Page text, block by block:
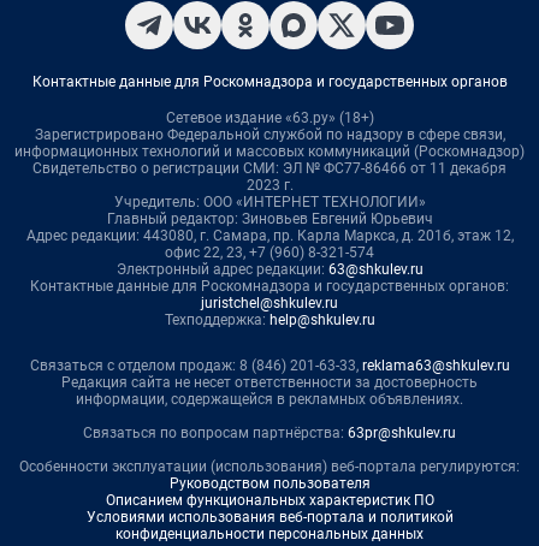
Контактные данные для Роскомнадзора и государственных органов
Сетевое издание «63.ру» (18+)
Зарегистрировано Федеральной службой по надзору в сфере связи,
информационных технологий и массовых коммуникаций (Роскомнадзор)
Свидетельство о регистрации СМИ: ЭЛ № ФС77-86466 от 11 декабря
2023 г.
Учредитель: ООО «ИНТЕРНЕТ ТЕХНОЛОГИИ»
Главный редактор: Зиновьев Евгений Юрьевич
Адрес редакции: 443080, г. Самара, пр. Карла Маркса, д. 201б, этаж 12,
офис 22, 23, +7 (960) 8-321-574
Электронный адрес редакции: 63@shkulev.ru
Контактные данные для Роскомнадзора и государственных органов:
juristchel@shkulev.ru
Техподдержка: help@shkulev.ru
Связаться с отделом продаж: 8 (846) 201-63-33, reklama63@shkulev.ru
Редакция сайта не несет ответственности за достоверность
информации, содержащейся в рекламных объявлениях.
Связаться по вопросам партнёрства: 63pr@shkulev.ru
Особенности эксплуатации (использования) веб-портала регулируются:
Руководством пользователя
Описанием функциональных характеристик ПО
Условиями использования веб-портала и политикой
конфиденциальности персональных данных